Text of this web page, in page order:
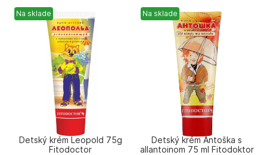
Na sklade
Detský krém Leopold 75g
Fitodoctor
Na sklade
Detský krém Antoška s
allantoinom 75 ml Fitodoktor